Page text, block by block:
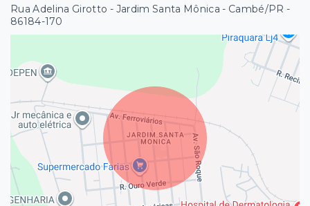
Rua Adelina Girotto - Jardim Santa Mônica - Cambé/PR -
86184-170